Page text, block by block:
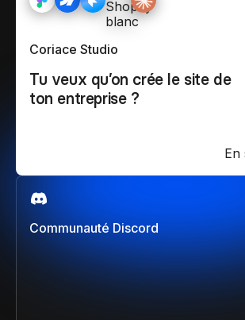
Communauté Discord
Coriace Studio
Tu veux qu’on crée le site de
ton entreprise ?
En